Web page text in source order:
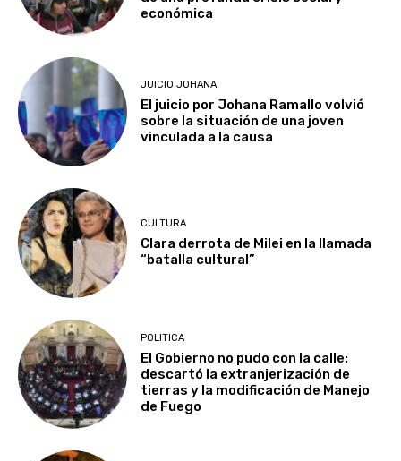
económica
JUICIO JOHANA
El juicio por Johana Ramallo volvió
sobre la situación de una joven
vinculada a la causa
CULTURA
Clara derrota de Milei en la llamada
“batalla cultural”
POLITICA
El Gobierno no pudo con la calle:
descartó la extranjerización de
tierras y la modificación de Manejo
de Fuego